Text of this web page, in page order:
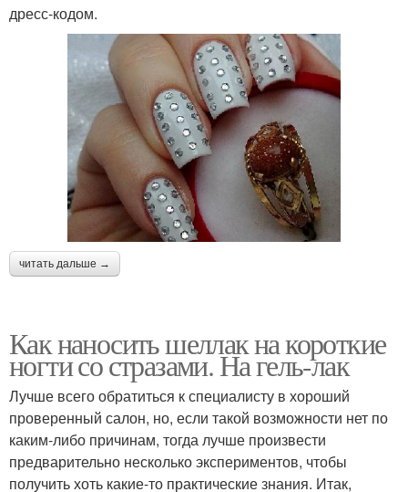
дресс-кодом.
читать дальше →
Как наносить шеллак на короткие
ногти со стразами. На гель-лак
Лучше всего обратиться к специалисту в хороший
проверенный салон, но, если такой возможности нет по
каким-либо причинам, тогда лучше произвести
предварительно несколько экспериментов, чтобы
получить хоть какие-то практические знания. Итак,